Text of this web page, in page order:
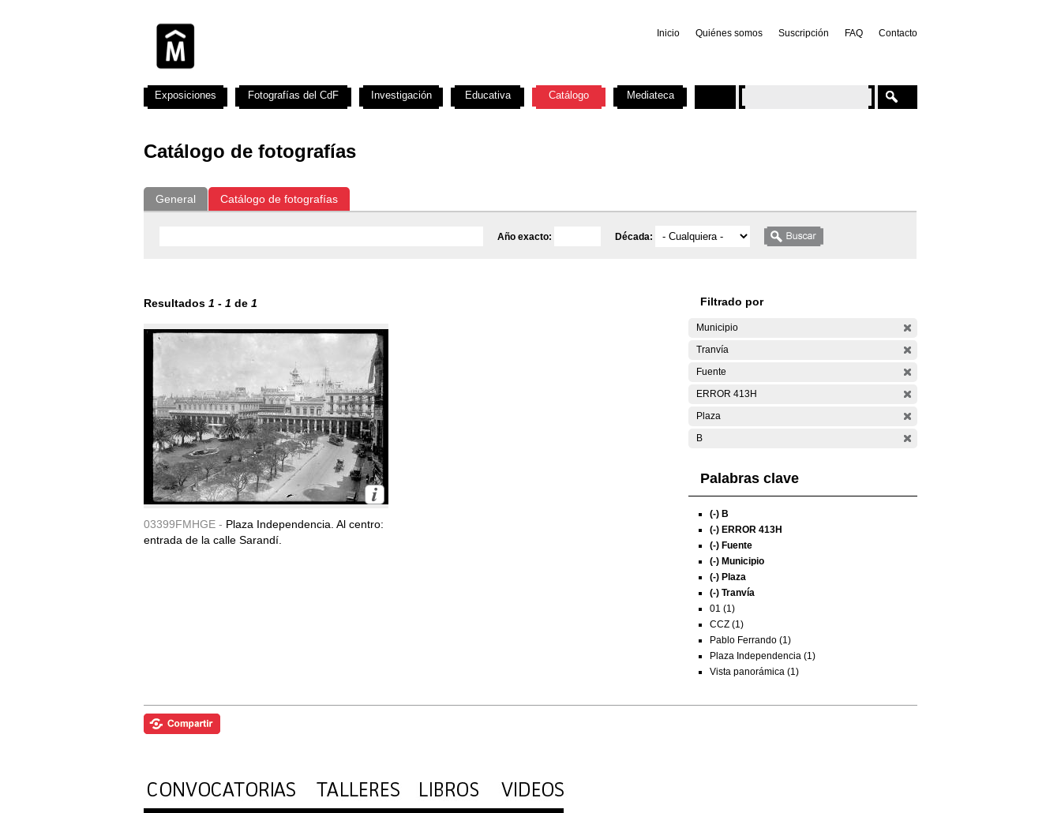
Inicio Quiénes somos Suscripción FAQ Contacto
Catálogo de fotografías
General Catálogo de fotografías
Año exacto: Década:
Resultados 1 - 1 de 1
03399FMHGE - Plaza Independencia. Al centro:
entrada de la calle Sarandí.
Filtrado por
Municipio
Tranvía
Fuente
ERROR 413H
Plaza
B
Palabras clave
(-) B
(-) ERROR 413H
(-) Fuente
(-) Municipio
(-) Plaza
(-) Tranvía
01 (1)
CCZ (1)
Pablo Ferrando (1)
Plaza Independencia (1)
Vista panorámica (1)
Exposiciones Fotografías del CdF Investigación Educativa Catálogo Mediateca